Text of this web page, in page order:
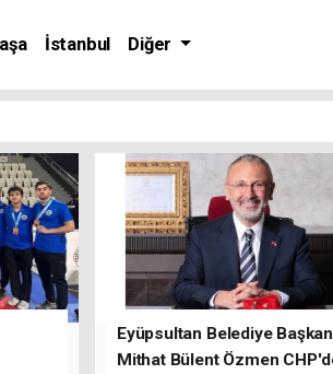
İstanbul Diğer
Eyüpsultan Belediye
Mithat Bülent Özmen